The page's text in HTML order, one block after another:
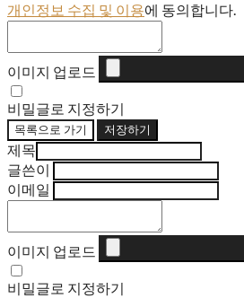
개인정보 수집 및 이용에 동의합니다.
이미지 업로드
비밀글로 지정하기
목록으로 가기 저장하기
제목
글쓴이
이메일
이미지 업로드
비밀글로 지정하기